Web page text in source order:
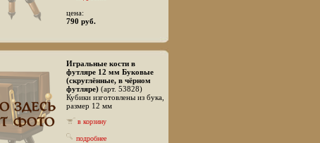
цена:
790 руб.
Игральные кости в
футляре 12 мм Буковые
(скруглённые, в чёрном
футляре) (арт. 53828)
Кубики изготовлены из бука,
размер 12 мм
в корзину
подробнее